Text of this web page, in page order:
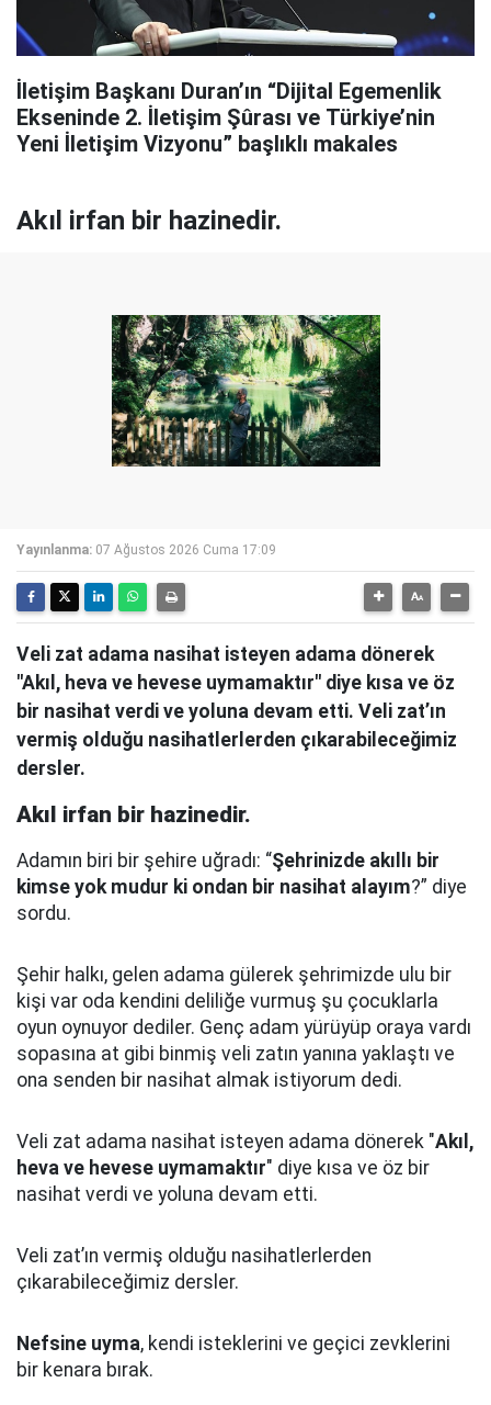
İletişim Başkanı Duran’ın “Dijital Egemenlik
Ekseninde 2. İletişim Şûrası ve Türkiye’nin
Yeni İletişim Vizyonu” başlıklı makales
Akıl irfan bir hazinedir.
Yayınlanma: 07 Ağustos 2026 Cuma 17:09
Veli zat adama nasihat isteyen adama dönerek
"Akıl, heva ve hevese uymamaktır" diye kısa ve öz
bir nasihat verdi ve yoluna devam etti. Veli zat’ın
vermiş olduğu nasihatlerlerden çıkarabileceğimiz
dersler.
Akıl irfan bir hazinedir.
Adamın biri bir şehire uğradı: “Şehrinizde akıllı bir
kimse yok mudur ki ondan bir nasihat alayım?” diye
sordu.
Şehir halkı, gelen adama gülerek şehrimizde ulu bir
kişi var oda kendini deliliğe vurmuş şu çocuklarla
oyun oynuyor dediler. Genç adam yürüyüp oraya vardı
sopasına at gibi binmiş veli zatın yanına yaklaştı ve
ona senden bir nasihat almak istiyorum dedi.
Veli zat adama nasihat isteyen adama dönerek "Akıl,
heva ve hevese uymamaktır" diye kısa ve öz bir
nasihat verdi ve yoluna devam etti.
Veli zat’ın vermiş olduğu nasihatlerlerden
çıkarabileceğimiz dersler.
Nefsine uyma, kendi isteklerini ve geçici zevklerini
bir kenara bırak.